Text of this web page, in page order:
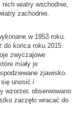
wiatry wschodnie,
zachodnie.
w 1953 roku.
do końca roku 2015.
zwyczajowe
miały je
zjawisko.
unosić i
wzorzec obserwowano
zaczęło wracać do